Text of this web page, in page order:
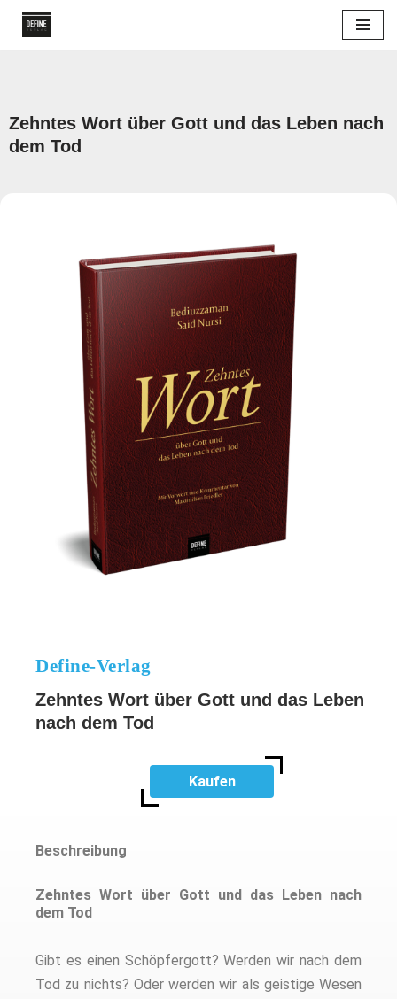
Zehntes Wort über Gott und das Leben nach
dem Tod
Define-Verlag
Zehntes Wort über Gott und das Leben
nach dem Tod
Kaufen
Beschreibung
Zehntes Wort über Gott und das Leben nach
dem Tod
Gibt es einen Schöpfergott? Werden wir nach dem
Tod zu nichts? Oder werden wir als geistige Wesen